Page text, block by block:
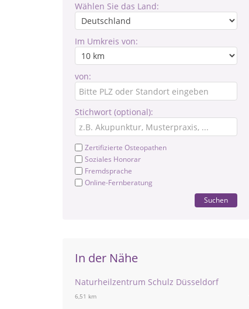
Wählen Sie das Land:
Im Umkreis von:
von:
Stichwort (optional):
Zertifizierte Osteopathen
Soziales Honorar
Fremdsprache
Online-Fernberatung
Suchen
In der Nähe
Naturheilzentrum Schulz Düsseldorf
6,51 km